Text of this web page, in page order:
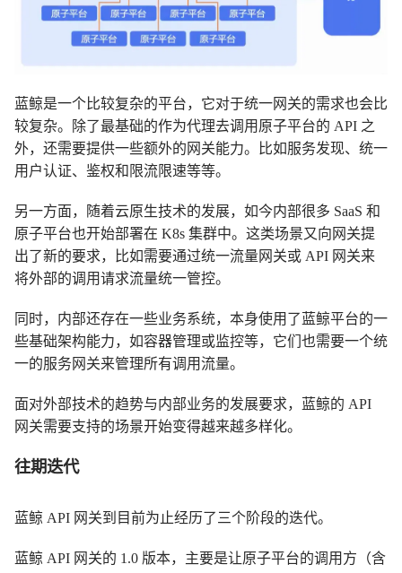
蓝鲸是一个比较复杂的平台，它对于统一网关的需求也会比
较复杂。除了最基础的作为代理去调用原子平台的 API 之
外，还需要提供一些额外的网关能力。比如服务发现、统一
用户认证、鉴权和限流限速等等。
另一方面，随着云原生技术的发展，如今内部很多 SaaS 和
原子平台也开始部署在 K8s 集群中。这类场景又向网关提
出了新的要求，比如需要通过统一流量网关或 API 网关来
将外部的调用请求流量统一管控。
同时，内部还存在一些业务系统，本身使用了蓝鲸平台的一
些基础架构能力，如容器管理或监控等，它们也需要一个统
一的服务网关来管理所有调用流量。
面对外部技术的趋势与内部业务的发展要求，蓝鲸的 API
网关需要支持的场景开始变得越来越多样化。
往期迭代
蓝鲸 API 网关到目前为止经历了三个阶段的迭代。
蓝鲸 API 网关的 1.0 版本，主要是让原子平台的调用方（含